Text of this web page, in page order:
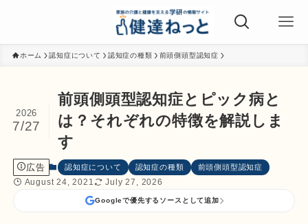
ホーム 認知症について 認知症の種類 前頭側頭型認知症
前頭側頭型認知症とピック病と
は？それぞれの特徴を解説しま
す
2026
7/27
広告 認知症について 認知症の種類 前頭側頭型認知症
August 24, 2021 July 27, 2026
Googleで優先するソースとして追加